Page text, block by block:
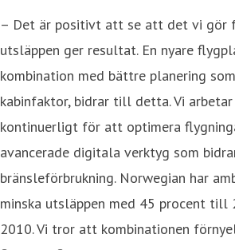
– Det är positivt att se att det vi gör
utsläppen ger resultat. En nyare
kombination med bättre planering
kabinfaktor, bidrar till detta. Vi
kontinuerligt för att optimera
avancerade digitala verktyg som
bränsleförbrukning. Norwegian har
minska utsläppen med 45 procent till
2010. Vi tror att kombinationen